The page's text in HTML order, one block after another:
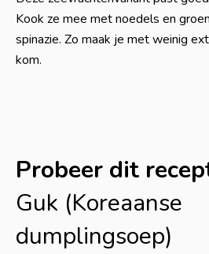
Kook ze mee met noedels en
spinazie. Zo maak je met weinig
kom.
Probeer dit
Guk (Koreaanse
dumplingsoep)